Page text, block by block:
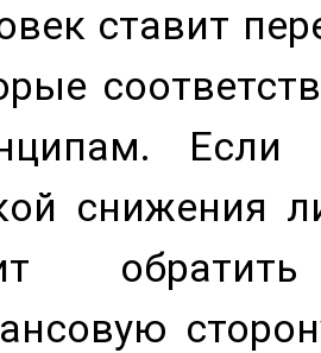
ставит
Если
снижения